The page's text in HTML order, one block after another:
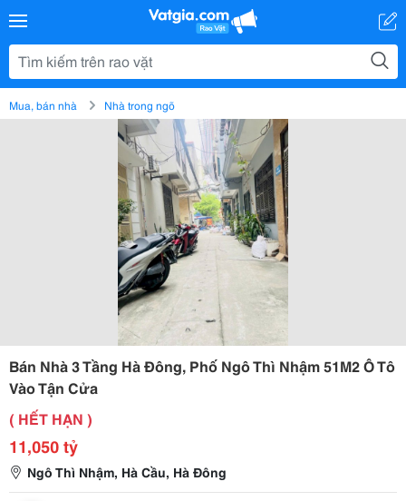
Mua, bán nhà Nhà trong ngõ
Bán Nhà 3 Tầng Hà Đông, Phố Ngô Thì Nhậm 51M2 Ô Tô
Vào Tận Cửa
( HẾT HẠN )
11,050 tỷ
Ngô Thì Nhậm, Hà Cầu, Hà Đông